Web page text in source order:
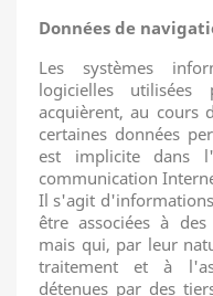
Données de
Les systèmes
logicielles
acquièrent, au cours
certaines données
est implicite dans
communication
Il s'agit
être associées à
mais qui, par leur
traitement et à
détenues par des